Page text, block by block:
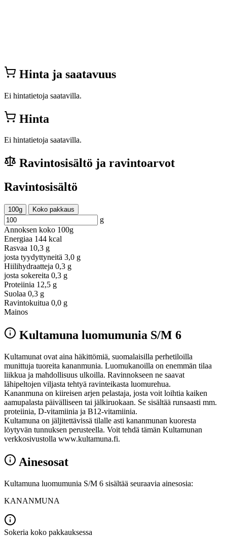
Hinta ja saatavuus
Ei hintatietoja saatavilla.
Hinta
Ei hintatietoja saatavilla.
Ravintosisältö ja ravintoarvot
Ravintosisältö
100g Koko pakkaus
g
Annoksen koko 100g
Energiaa 144 kcal
Rasvaa 10,3 g
josta tyydyttyneitä 3,0 g
Hiilihydraatteja 0,3 g
josta sokereita 0,3 g
Proteiinia 12,5 g
Suolaa 0,3 g
Ravintokuitua 0,0 g
Mainos
Kultamuna luomumunia S/M 6
Kultamunat ovat aina häkittömiä, suomalaisilla perhetiloilla
munittuja tuoreita kananmunia. Luomukanoilla on enemmän tilaa
liikkua ja mahdollisuus ulkoilla. Ravinnokseen ne saavat
lähipeltojen viljasta tehtyä ravinteikasta luomurehua.
Kananmuna on kiireisen arjen pelastaja, josta voit loihtia kaiken
aamupalasta päivälliseen tai jälkiruokaan. Se sisältää runsaasti mm.
proteiinia, D-vitamiinia ja B12-vitamiinia.
Kultamuna on jäljitettävissä tilalle asti kananmunan kuoresta
löytyvän tunnuksen perusteella. Voit tehdä tämän Kultamunan
verkkosivustolla www.kultamuna.fi.
Ainesosat
Kultamuna luomumunia S/M 6 sisältää seuraavia ainesosia:
KANANMUNA
Sokeria koko pakkauksessa